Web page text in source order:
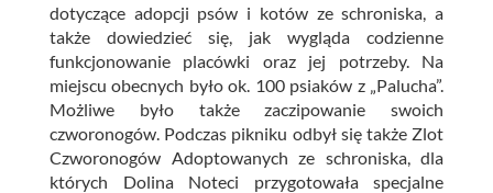
dotyczące adopcji psów i kotów ze schroniska, a
także dowiedzieć się, jak wygląda codzienne
funkcjonowanie placówki oraz jej potrzeby. Na
miejscu obecnych było ok. 100 psiaków z „Palucha”.
Możliwe było także zaczipowanie swoich
czworonogów. Podczas pikniku odbył się także Zlot
Czworonogów Adoptowanych ze schroniska, dla
których Dolina Noteci przygotowała specjalne